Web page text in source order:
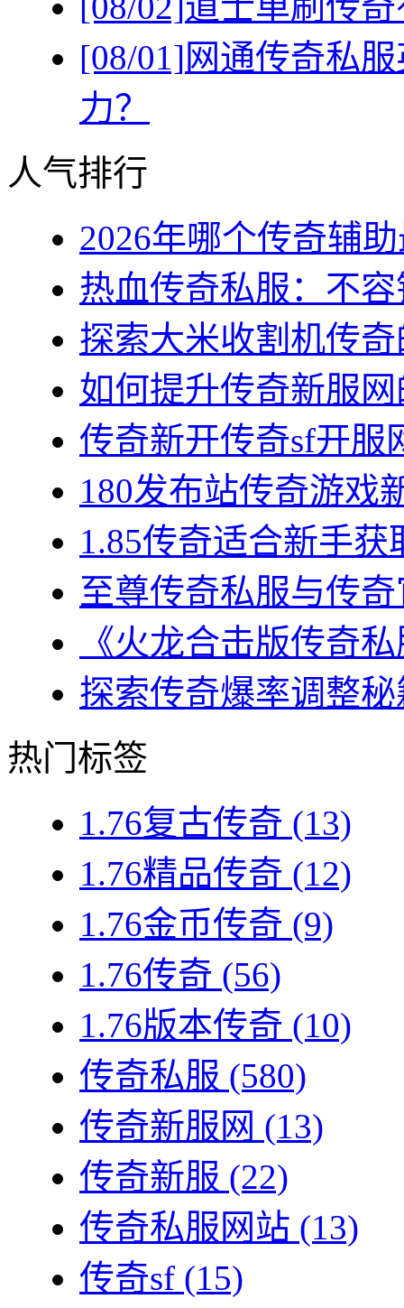
[08/01]网通传奇私
力？
人气排行
2026年哪个传奇辅
热血传奇私服：不
探索大米收割机传
如何提升传奇新服
传奇新开传奇sf开服
180发布站传奇游戏
1.85传奇适合新手
至尊传奇私服与传
《火龙合击版传奇
探索传奇爆率调整
热门标签
1.76复古传奇 (13)
1.76精品传奇 (12)
1.76金币传奇 (9)
1.76传奇 (56)
1.76版本传奇 (10)
传奇私服 (580)
传奇新服网 (13)
传奇新服 (22)
传奇私服网站 (13)
传奇sf (15)